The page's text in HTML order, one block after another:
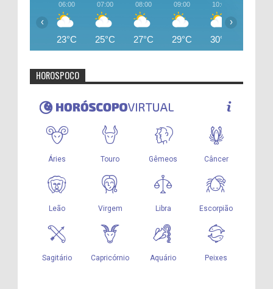
06:00
23°C
07:00
25°C
08:00
27°C
09:00
29°C
10:00
30°C
‹ ›
HOROSPOCO